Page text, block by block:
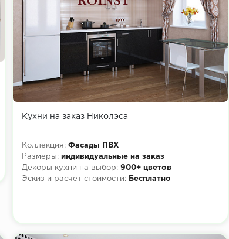
Кухни на заказ Николэса
Коллекция: Фасады ПВХ
Размеры: индивидуальные на заказ
Декоры кухни на выбор: 900+ цветов
Эскиз и расчет стоимости:
Бесплатно